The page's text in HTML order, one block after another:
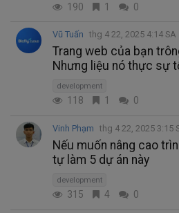
190 1 0
Vũ Tuấn thg 4 22, 2025 4:14 SA
Trang web của bạn
Nhưng liệu nó thực sự
development
118 1 0
Vinh Phạm thg 4 22, 2025 3:15
Nếu muốn nâng cao
tự làm 5 dự án này
development
315 4 0